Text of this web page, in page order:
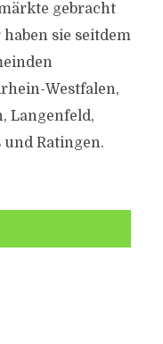
gebracht
sie seitdem
Westfalen,
Langenfeld,
und Ratingen.